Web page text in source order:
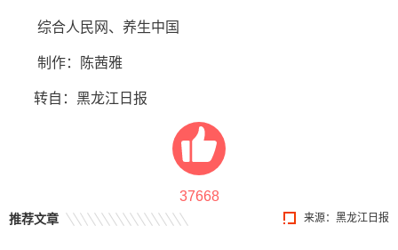
综合人民网、养生中国
制作：陈茜雅
转自：黑龙江日报
37668
来源：黑龙江日报
推荐文章